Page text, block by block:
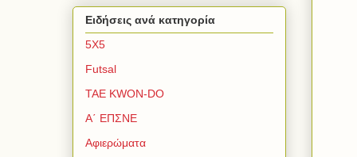
Ειδήσεις ανά κατηγορία
5Χ5
Futsal
TAE KWON-DO
Α΄ ΕΠΣΝΕ
Αφιερώματα